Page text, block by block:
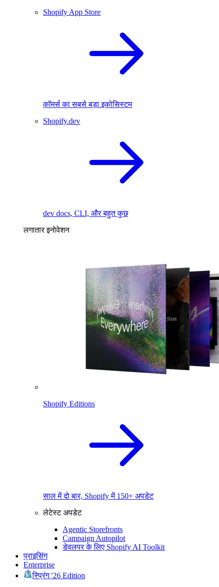
Shopify App Store
कॉमर्स का सबसे बड़ा इकोसिस्टम
Shopify.dev
dev docs, CLI, और बहुत कुछ
लगातार इनोवेशन
Shopify Editions
साल में दो बार, Shopify में 150+ अपडेट
लेटेस्ट अपडेट
Agentic Storefronts
Campaign Autopilot
डेवलपर के लिए Shopify AI Toolkit
प्राइसिंग
Enterprise
स्प्रिंग '26 Edition